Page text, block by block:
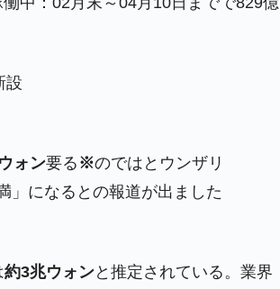
ような発言。
しか雇用を生まない
設
ォン要る ※のではとウンザリ
」になるとの報道が出ました
約3兆ウォンと推定されている。業界